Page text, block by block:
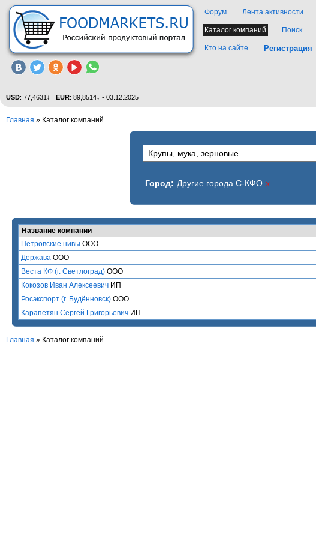
Форум Лента активности
Каталог компаний Поиск
Кто на сайте Регистрация
USD: 77,4631↓ EUR: 89,8514↓ - 03.12.2025
Главная » Каталог компаний
Город: Другие города С-КФО x
Название компании
Петровские нивы ООО
Держава ООО
Веста КФ (г. Светлоград) ООО
Кокозов Иван Алексеевич ИП
Росэкспорт (г. Будённовск) ООО
Карапетян Сергей Григорьевич ИП
Главная » Каталог компаний